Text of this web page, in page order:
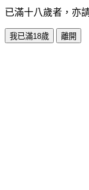
已滿十八歲者，亦
我已滿18歲 離開